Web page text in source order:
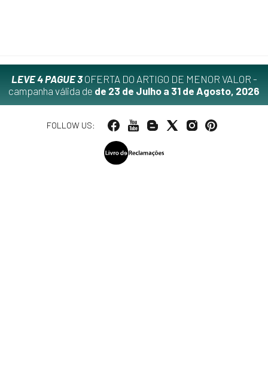
LEVE 4 PAGUE 3OFERTA DO ARTIGO DE MENOR VALOR -
campanha válida de de 23 de Julho a 31 de Agosto, 2026
FOLLOW US: